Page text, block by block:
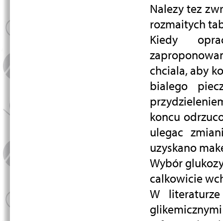
Nalezy tez
rozmaitych
Kiedy
chciala, aby
bialego
koncu
ulegac
uzyskano
Wybór
calkowicie
W